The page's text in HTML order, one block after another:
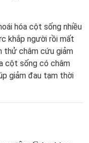
hóa cột sống nhiều
khắp người rồi mất
thử châm cứu giảm
cột sống có châm
giảm đau tạm thời